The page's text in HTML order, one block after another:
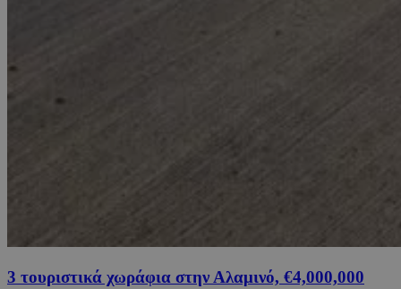
3 τουριστικά χωράφια στην Αλαμινό, €4,000,000